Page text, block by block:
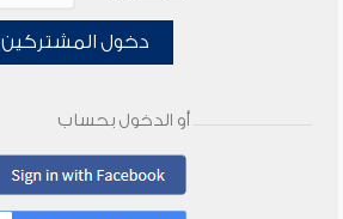
دخول المشتركين
أو الدخول بحساب